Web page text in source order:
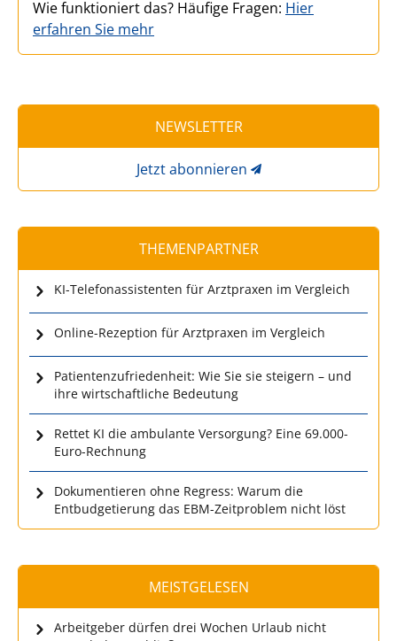
Wie funktioniert das? Häufige Fragen: Hier
erfahren Sie mehr
NEWSLETTER
Jetzt abonnieren
THEMENPARTNER
KI-Telefonassistenten für Arztpraxen im Vergleich
Online-Rezeption für Arztpraxen im Vergleich
Patientenzufriedenheit: Wie Sie sie steigern – und
ihre wirtschaftliche Bedeutung
Rettet KI die ambulante Versorgung? Eine 69.000-
Euro-Rechnung
Dokumentieren ohne Regress: Warum die
Entbudgetierung das EBM-Zeitproblem nicht löst
MEISTGELESEN
Arbeitgeber dürfen drei Wochen Urlaub nicht